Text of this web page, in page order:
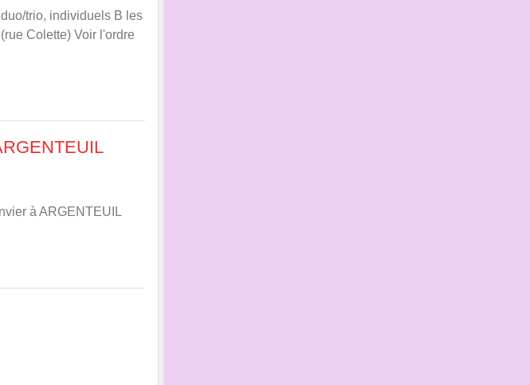
trio, individuels B les
Colette) Voir l'ordre
à ARGENTEUIL